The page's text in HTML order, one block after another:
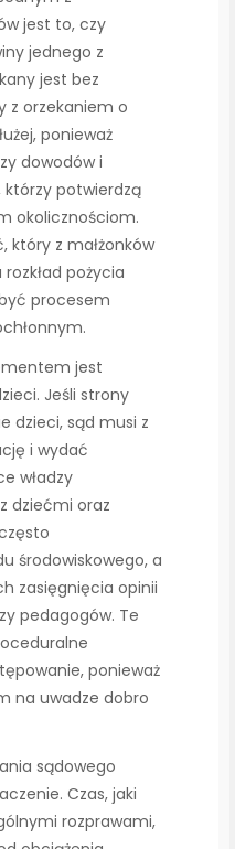
jest to, czy
jednego z
jest bez
z orzekaniem o
ponieważ
dowodów i
którzy potwierdzą
okolicznościom.
który z małżonków
pożycia
procesem
jest
Jeśli strony
dzieci, sąd musi z
i wydać
władzy
dziećmi oraz
środowiskowego, a
zasięgnięcia opinii
pedagogów. Te
ponieważ
na uwadze dobro
sądowego
Czas, jaki
rozprawami,